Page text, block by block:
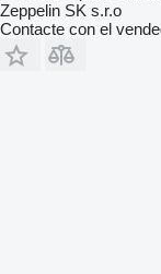
Zeppelin SK s.r.o
Contacte con el